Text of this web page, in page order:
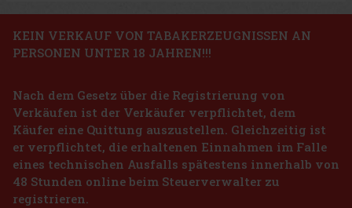
KEIN VERKAUF VON TABAKERZEUGNISSEN AN
PERSONEN UNTER 18 JAHREN!!!
Nach dem Gesetz über die Registrierung von
Verkäufen ist der Verkäufer verpflichtet, dem
Käufer eine Quittung auszustellen. Gleichzeitig ist
er verpflichtet, die erhaltenen Einnahmen im Falle
eines technischen Ausfalls spätestens innerhalb von
48 Stunden online beim Steuerverwalter zu
registrieren.